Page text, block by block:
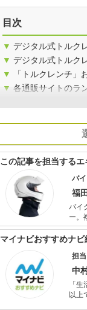
目次
▼ デジタル式トルク
▼ デジタル式トルク
▼
「トルクレンチ」
▼ 各通販サイトのラ
この記事を担当するエ
バ
福
バイ
ー。
カブ
ブ
マイナビおすすめナビ
担
中
「
以上